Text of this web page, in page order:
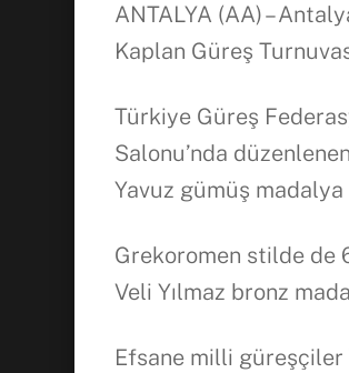
ANTALYA (AA) –
Kaplan Güreş
Türkiye Güreş
Salonu’nda
Yavuz gümüş madalya
Grekoromen stilde de
Veli Yılmaz bronz
Efsane milli güreşçiler